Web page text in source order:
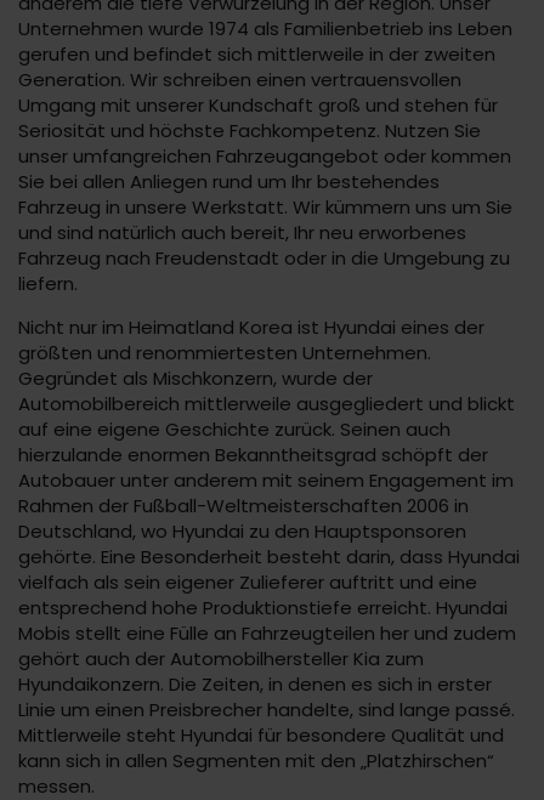
Unternehmen wurde 1974 als Familienbetrieb ins Leben
gerufen und befindet sich mittlerweile in der zweiten
Generation. Wir schreiben einen vertrauensvollen
Umgang mit unserer Kundschaft groß und stehen für
Seriosität und höchste Fachkompetenz. Nutzen Sie
unser umfangreichen Fahrzeugangebot oder kommen
Sie bei allen Anliegen rund um Ihr bestehendes
Fahrzeug in unsere Werkstatt. Wir kümmern uns um Sie
und sind natürlich auch bereit, Ihr neu erworbenes
Fahrzeug nach Freudenstadt oder in die Umgebung zu
liefern.
Nicht nur im Heimatland Korea ist Hyundai eines der
größten und renommiertesten Unternehmen.
Gegründet als Mischkonzern, wurde der
Automobilbereich mittlerweile ausgegliedert und blickt
auf eine eigene Geschichte zurück. Seinen auch
hierzulande enormen Bekanntheitsgrad schöpft der
Autobauer unter anderem mit seinem Engagement im
Rahmen der Fußball-Weltmeisterschaften 2006 in
Deutschland, wo Hyundai zu den Hauptsponsoren
gehörte. Eine Besonderheit besteht darin, dass Hyundai
vielfach als sein eigener Zulieferer auftritt und eine
entsprechend hohe Produktionstiefe erreicht. Hyundai
Mobis stellt eine Fülle an Fahrzeugteilen her und zudem
gehört auch der Automobilhersteller Kia zum
Hyundaikonzern. Die Zeiten, in denen es sich in erster
Linie um einen Preisbrecher handelte, sind lange passé.
Mittlerweile steht Hyundai für besondere Qualität und
kann sich in allen Segmenten mit den „Platzhirschen“
messen.